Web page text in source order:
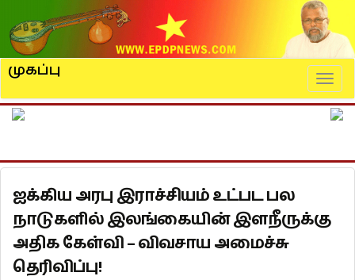
முகப்பு
ஐக்கிய அரபு இராச்சியம் உட்பட பல
நாடுகளில் இலங்கையின் இளநீருக்கு
அதிக கேள்வி – விவசாய அமைச்சு
தெரிவிப்பு!